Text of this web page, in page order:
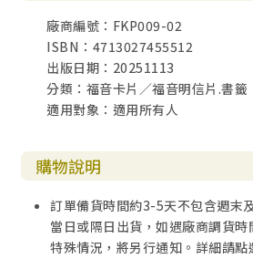
廠商編號：FKP009-02
ISBN：4713027455512
出版日期：20251113
分類：福音卡片／福音明信片.書籤
適用對象：適用所有人
購物說明
訂單備貨時間約3-5天不包含週末
當日或隔日出貨，如遇廠商調貨
特殊情況，將另行通知。詳細請點